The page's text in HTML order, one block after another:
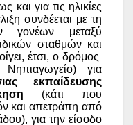
για τις ηλικίες
συνδέεται με τη
γονέων μεταξύ
σταθμών και
έτσι, ο δρόμος
για
εκπαίδευσης
(κάτι που
και απετράπη από
για την είσοδο